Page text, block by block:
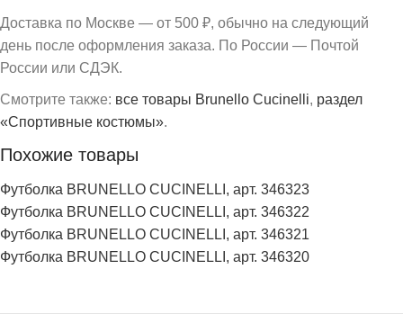
Доставка по Москве — от 500 ₽, обычно на следующий
день после оформления заказа. По России — Почтой
России или СДЭК.
Смотрите также: все товары Brunello Cucinelli, раздел
«Спортивные костюмы».
Похожие товары
Футболка BRUNELLO CUCINELLI, арт. 346323
Футболка BRUNELLO CUCINELLI, арт. 346322
Футболка BRUNELLO CUCINELLI, арт. 346321
Футболка BRUNELLO CUCINELLI, арт. 346320